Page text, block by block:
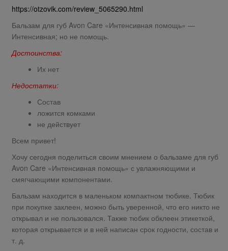
https://otzovik.com/review_5065290.html
Бальзам для губ Avon Care «Интенсивная помощь» —
Интенсивная; но не помощь.
Достоинства:
Их нет
Недостатки:
Состав
ложится комками
не действует
Всем привет!
Хочу сегодня поделиться своим мнением о бальзаме для губ
Avon Care «Интенсивная помощь» с увлажняющими и
смягчающими компонентами.
Бальзам находится в маленьком компактном тюбике. Тюбик
при покупке заклеен, можно быть уверенной, что его никто не
открывал и не пользовался. Также тюбик обклеен этикеткой,
которая открывается и в ней написан срок годности, состав и
т. д.